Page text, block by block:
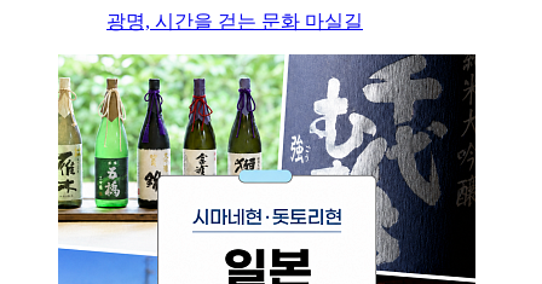
광명, 시간을 걷는 문화 마실길